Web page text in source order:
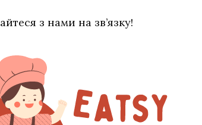
з нами на зв’язку!